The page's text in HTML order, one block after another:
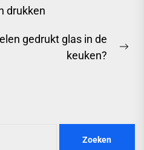
drukken
gedrukt glas in de
keuken?